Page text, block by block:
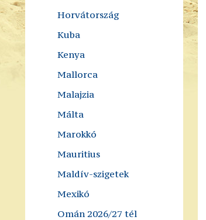
Horvátország
Kuba
Kenya
Mallorca
Malajzia
Málta
Marokkó
Mauritius
Maldív-szigetek
Mexikó
Omán 2026/27 tél